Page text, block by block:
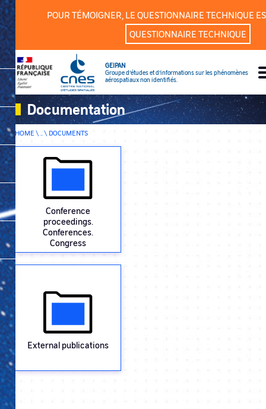
Cookies management panel
POUR TÉMOIGNER, LE QUESTIONNAIRE TECHNIQUE
QUESTIONNAIRE TECHNIQUE
GEIPAN
Groupe d’études et d’informations sur les phénomènes
aérospatiaux non identifiés.
Documentation
HOME \ .. \ DOCUMENTS
Conference
proceedings.
Conferences.
Congress
External publications